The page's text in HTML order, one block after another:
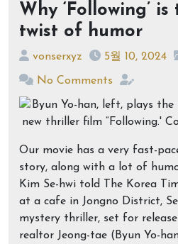
Why ‘Following’
twist of humor
vonserxyz 5월 10, 2024
No Comments
Our movie has a very fast-
story, along with a lot of
Kim Se-hwi told The Korea
at a cafe in Jongno District,
mystery thriller, set for
realtor Jeong-tae (Byun Yo-